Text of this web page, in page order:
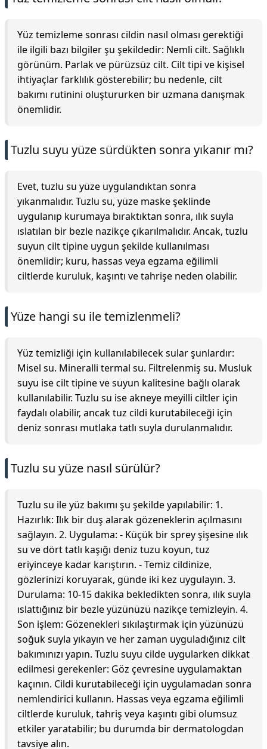
Yüz temizleme sonrası cildin nasıl olması gerektiği
ile ilgili bazı bilgiler şu şekildedir: Nemli cilt. Sağlıklı
görünüm. Parlak ve pürüzsüz cilt. Cilt tipi ve kişisel
ihtiyaçlar farklılık gösterebilir; bu nedenle, cilt
bakımı rutinini oluştururken bir uzmana danışmak
önemlidir.
Tuzlu suyu yüze sürdükten sonra yıkanır mı?
Evet, tuzlu su yüze uygulandıktan sonra
yıkanmalıdır. Tuzlu su, yüze maske şeklinde
uygulanıp kurumaya bıraktıktan sonra, ılık suyla
ıslatılan bir bezle nazikçe çıkarılmalıdır. Ancak, tuzlu
suyun cilt tipine uygun şekilde kullanılması
önemlidir; kuru, hassas veya egzama eğilimli
ciltlerde kuruluk, kaşıntı ve tahrişe neden olabilir.
Yüze hangi su ile temizlenmeli?
Yüz temizliği için kullanılabilecek sular şunlardır:
Misel su. Mineralli termal su. Filtrelenmiş su. Musluk
suyu ise cilt tipine ve suyun kalitesine bağlı olarak
kullanılabilir. Tuzlu su ise akneye meyilli ciltler için
faydalı olabilir, ancak tuz cildi kurutabileceği için
deniz sonrası mutlaka tatlı suyla durulanmalıdır.
Tuzlu su yüze nasıl sürülür?
Tuzlu su ile yüz bakımı şu şekilde yapılabilir: 1.
Hazırlık: Ilık bir duş alarak gözeneklerin açılmasını
sağlayın. 2. Uygulama: - Küçük bir sprey şişesine ılık
su ve dört tatlı kaşığı deniz tuzu koyun, tuz
eriyinceye kadar karıştırın. - Temiz cildinize,
gözlerinizi koruyarak, günde iki kez uygulayın. 3.
Durulama: 10-15 dakika bekledikten sonra, ılık suyla
ıslattığınız bir bezle yüzünüzü nazikçe temizleyin. 4.
Son işlem: Gözenekleri sıkılaştırmak için yüzünüzü
soğuk suyla yıkayın ve her zaman uyguladığınız cilt
bakımınızı yapın. Tuzlu suyu cilde uygularken dikkat
edilmesi gerekenler: Göz çevresine uygulamaktan
kaçının. Cildi kurutabileceği için uygulamadan sonra
nemlendirici kullanın. Hassas veya egzama eğilimli
ciltlerde kuruluk, tahriş veya kaşıntı gibi olumsuz
etkiler yaratabilir; bu durumda bir dermatologdan
tavsiye alın.